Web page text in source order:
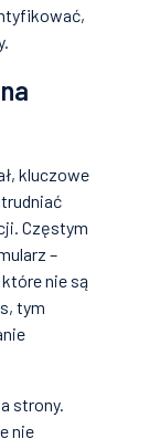
kluczowe
Częstym
–
nie są
tym
strony.
nie